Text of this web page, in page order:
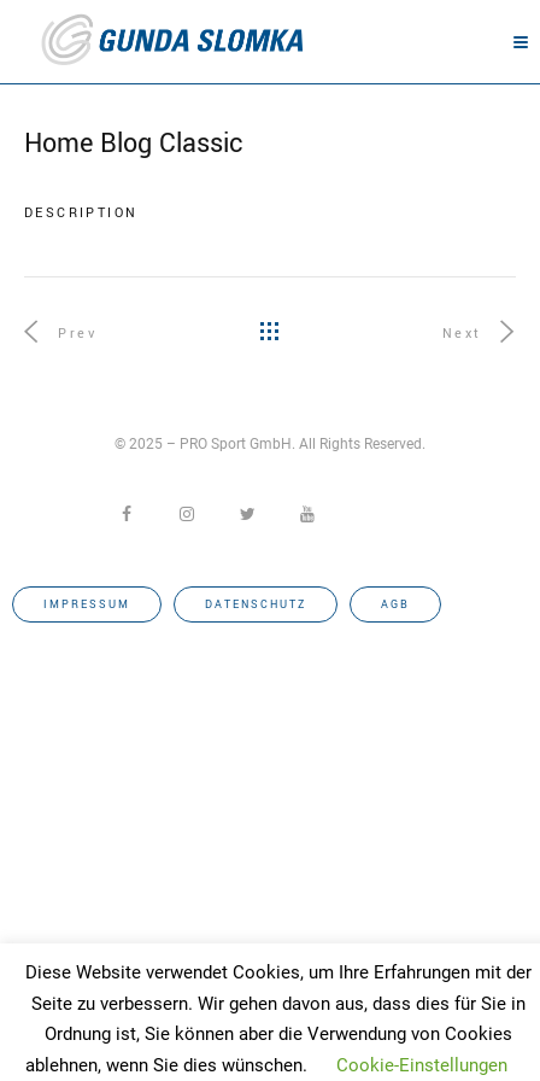
Home Blog Classic
DESCRIPTION
Prev Next
© 2025 – PRO Sport GmbH. All Rights Reserved.
IMPRESSUM DATENSCHUTZ AGB
Diese Website verwendet Cookies, um Ihre Erfahrungen mit der
Seite zu verbessern. Wir gehen davon aus, dass dies für Sie in
Ordnung ist, Sie können aber die Verwendung von Cookies
ablehnen, wenn Sie dies wünschen.
Cookie-Einstellungen